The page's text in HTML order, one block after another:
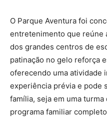
O Parque Aventura foi
entretenimento que reúne
dos grandes centros de
patinação no gelo reforça
oferecendo uma atividade
experiência prévia e pode
família, seja em uma
programa familiar